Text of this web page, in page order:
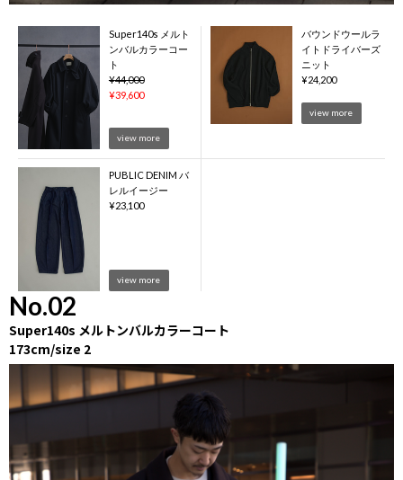
Super140s メルト
ンバルカラーコー
ト
¥44,000
¥39,600
view more
バウンドウールラ
イトドライバーズ
ニット
¥24,200
view more
PUBLIC DENIM バ
レルイージー
¥23,100
view more
No.02
Super140s メルトンバルカラーコート
173cm/size 2